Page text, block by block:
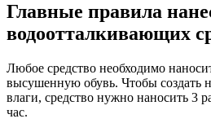
Главные правила
водоотталкивающих
Любое средство необходимо
высушенную обувь. Чтобы создать
влаги, средство нужно наносить 3
час.